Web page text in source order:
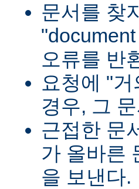
문서를 찾
오류를 반
요청에 "
경우, 그
근접한 문
가 올바른
을 보낸다.